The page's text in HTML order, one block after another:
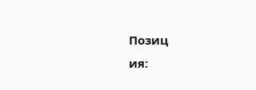
Позиц
ия: